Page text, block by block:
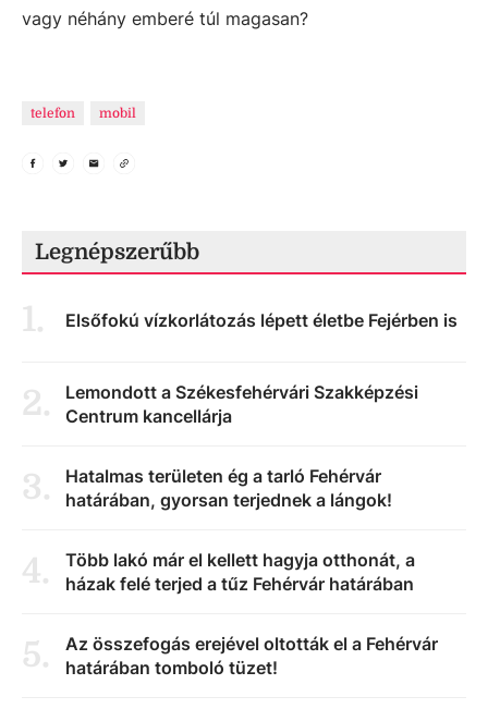
vagy néhány emberé túl magasan?
telefon mobil
Legnépszerűbb
1. Elsőfokú vízkorlátozás lépett életbe Fejérben is
2.
Lemondott a Székesfehérvári Szakképzési
Centrum kancellárja
3.
Hatalmas területen ég a tarló Fehérvár
határában, gyorsan terjednek a lángok!
4.
Több lakó már el kellett hagyja otthonát, a
házak felé terjed a tűz Fehérvár határában
5.
Az összefogás erejével oltották el a Fehérvár
határában tomboló tüzet!